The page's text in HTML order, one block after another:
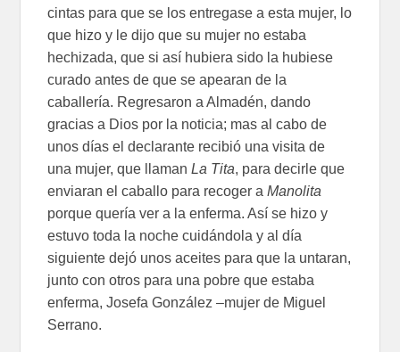
cintas para que se los entregase a esta mujer, lo
que hizo y le dijo que su mujer no estaba
hechizada, que si así hubiera sido la hubiese
curado antes de que se apearan de la
caballería. Regresaron a Almadén, dando
gracias a Dios por la noticia; mas al cabo de
unos días el declarante recibió una visita de
una mujer, que llamanLa Tita, para decirle que
enviaran el caballo para recoger aManolita
porque quería ver a la enferma. Así se hizo y
estuvo toda la noche cuidándola y al día
siguiente dejó unos aceites para que la untaran,
junto con otros para una pobre que estaba
enferma, Josefa González –mujer de Miguel
Serrano.